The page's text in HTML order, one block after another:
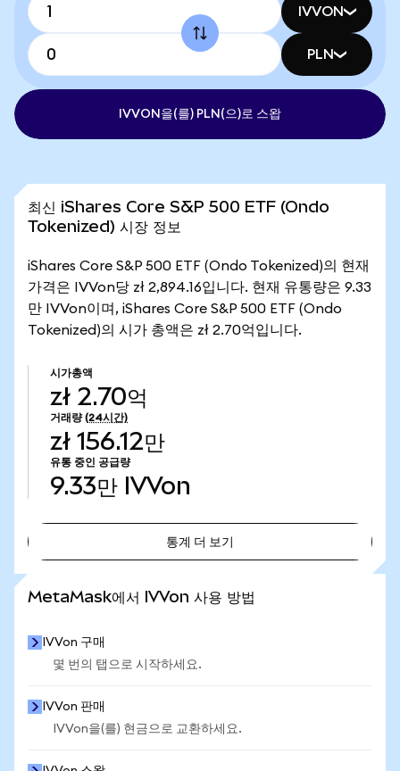
IVVON
PLN
IVVON을(를) PLN(으)로 스왑
최신 iShares Core S&P 500 ETF (Ondo
Tokenized) 시장 정보
iShares Core S&P 500 ETF (Ondo Tokenized)의 현재
가격은 IVVon당 zł 2,894.16입니다. 현재 유통량은 9.33
만 IVVon이며, iShares Core S&P 500 ETF (Ondo
Tokenized)의 시가 총액은 zł 2.70억입니다.
시가총액
zł 2.70억
거래량 (24시간)
zł 156.12만
유통 중인 공급량
9.33만 IVVon
통계 더 보기
MetaMask에서 IVVon 사용 방법
IVVon 구매
몇 번의 탭으로 시작하세요.
IVVon 판매
IVVon을(를) 현금으로 교환하세요.